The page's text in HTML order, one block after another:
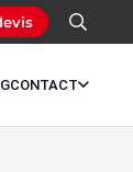
CONTACT